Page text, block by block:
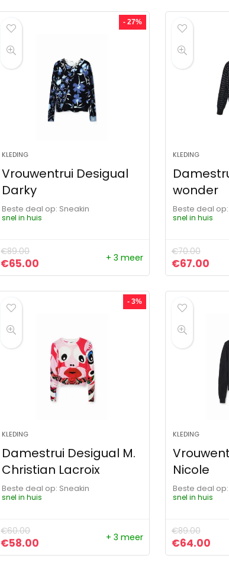
- 27%
KLEDING
Vrouwentrui Desigual
Darky
Beste deal op:
Sneakin
snel in huis
€89.00
Oorspronkelijke prijs was: €89.00.
€65.00 Huidige prijs is: €65.00.
+ 3 meer
KLEDING
wonder
Beste deal op:
snel in huis
€70.00
€67.00
- 3%
KLEDING
Damestrui Desigual M.
Christian Lacroix
Beste deal op:
Sneakin
snel in huis
€60.00
Oorspronkelijke prijs was: €60.00.
€58.00 Huidige prijs is: €58.00.
+ 3 meer
KLEDING
Nicole
Beste deal op:
snel in huis
€89.00
€64.00